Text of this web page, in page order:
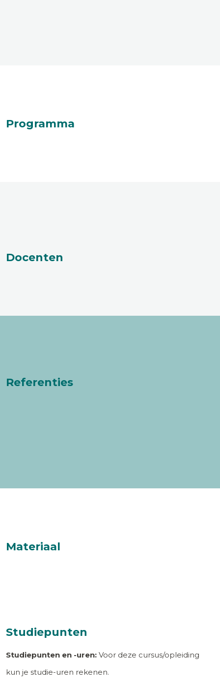
Programma
Docenten
Referenties
Materiaal
Studiepunten
Studiepunten en -uren: Voor deze cursus/opleiding
kun je studie-uren rekenen.